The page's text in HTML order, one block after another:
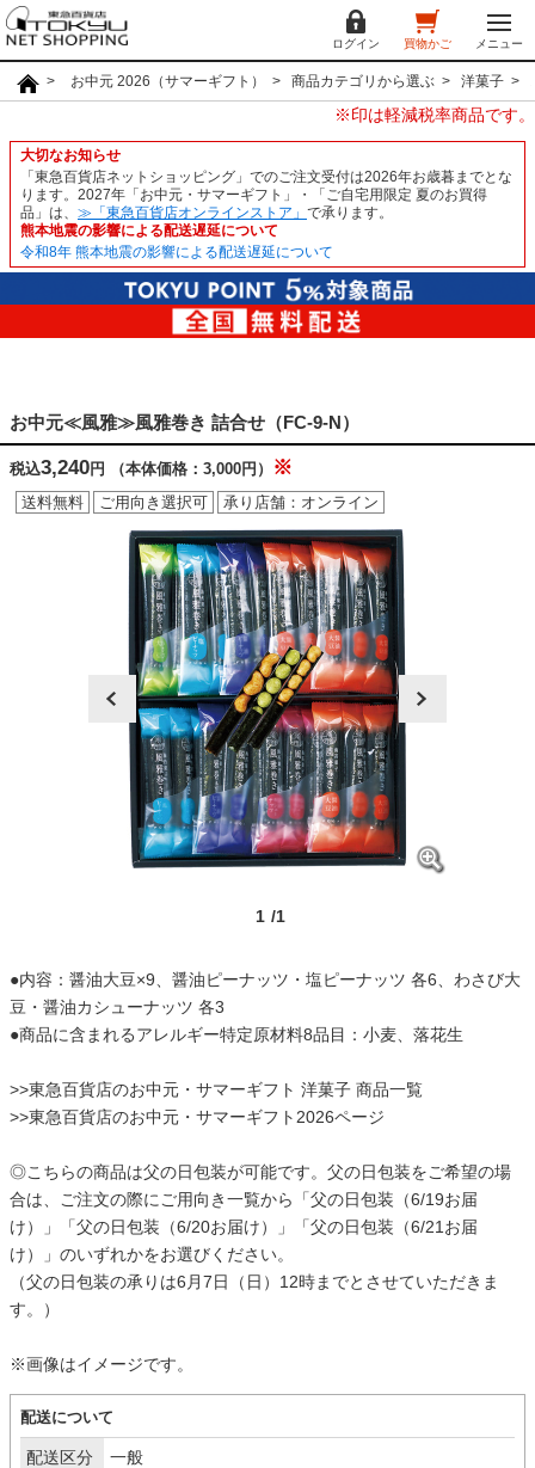
ログイン 買物かご メニュー
お中元 2026（サマーギフト） 商品カテゴリから選ぶ 洋菓子
※印は軽減税率商品です。
大切なお知らせ
「東急百貨店ネットショッピング」でのご注文受付は2026年お歳暮までとな
ります。2027年「お中元・サマーギフト」・「ご自宅用限定 夏のお買得
品」は、 ≫「東急百貨店オンラインストア」 で承ります。
熊本地震の影響による配送遅延について
令和8年 熊本地震の影響による配送遅延について
お中元≪風雅≫風雅巻き 詰合せ（FC-9-N）
税込3,240円 （本体価格：3,000円） ※
送料無料 ご用向き選択可 承り店舗：オンライン
prev next
1 /1
●内容：醤油大豆×9、醤油ピーナッツ・塩ピーナッツ 各6、わさび大
豆・醤油カシューナッツ 各3
●商品に含まれるアレルギー特定原材料8品目：小麦、落花生
>>東急百貨店のお中元・サマーギフト 洋菓子 商品一覧
>>東急百貨店のお中元・サマーギフト2026ページ
◎こちらの商品は父の日包装が可能です。父の日包装をご希望の場
合は、ご注文の際にご用向き一覧から「父の日包装（6/19お届
け）」「父の日包装（6/20お届け）」「父の日包装（6/21お届
け）」のいずれかをお選びください。
（父の日包装の承りは6月7日（日）12時までとさせていただきま
す。）
※画像はイメージです。
配送について
配送区分 一般